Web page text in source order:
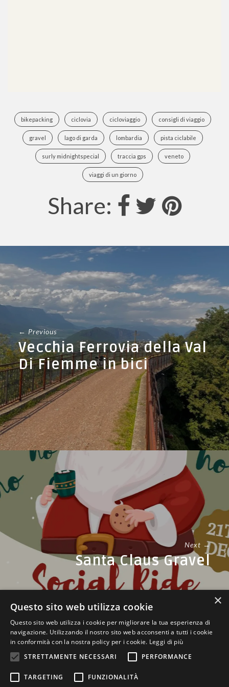
bikepacking ciclovia cicloviaggio consigli di viaggio
gravel lago di garda lombardia pista ciclabile
surly midnightspecial traccia gps veneto
viaggi di un giorno
Share:
← Previous
Vecchia Ferrovia della Val
Di Fiemme in bici
Next →
Santa Claus Gravel
×
Questo sito web utilizza cookie
Questo sito web utilizza i cookie per migliorare la tua esperienza di
navigazione. Utilizzando il nostro sito web acconsenti a tutti i cookie
in conformità con la nostra policy per i cookie. Leggi di più
STRETTAMENTE NECESSARI
PERFORMANCE
TARGETING FUNZIONALITÀ